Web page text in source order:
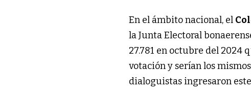
En el ámbito nacional, el
la Junta Electoral
27.781 en octubre del 2024
votación y serían los
dialoguistas ingresaron